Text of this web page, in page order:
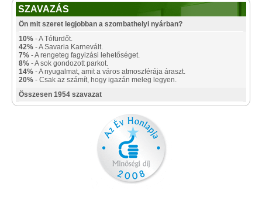
SZAVAZÁS
Ön mit szeret legjobban a szombathelyi nyárban?
10% - A Tófürdőt.
42% - A Savaria Karnevált.
7% - A rengeteg fagyizási lehetőséget.
8% - A sok gondozott parkot.
14% - A nyugalmat, amit a város atmoszférája áraszt.
20% - Csak az számít, hogy igazán meleg legyen.
Összesen 1954 szavazat